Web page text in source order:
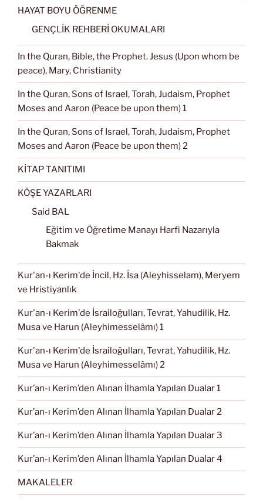
HAYAT BOYU ÖĞRENME
GENÇLİK REHBERİ OKUMALARI
In the Quran, Bible, the Prophet. Jesus (Upon whom be
peace), Mary, Christianity
In the Quran, Sons of Israel, Torah, Judaism, Prophet
Moses and Aaron (Peace be upon them) 1
In the Quran, Sons of Israel, Torah, Judaism, Prophet
Moses and Aaron (Peace be upon them) 2
KİTAP TANITIMI
KÖŞE YAZARLARI
Said BAL
Eğitim ve Öğretime Manayı Harfi Nazarıyla
Bakmak
Kur'an-ı Kerim'de İncil, Hz. İsa (Aleyhisselam), Meryem
ve Hristiyanlık
Kur'an-ı Kerim'de İsrailoğulları, Tevrat, Yahudilik, Hz.
Musa ve Harun (Aleyhimesselâmı) 1
Kur'an-ı Kerim'de İsrailoğulları, Tevrat, Yahudilik, Hz.
Musa ve Harun (Aleyhimesselâmı) 2
Kur’an-ı Kerim’den Alınan İlhamla Yapılan Dualar 1
Kur’an-ı Kerim’den Alınan İlhamla Yapılan Dualar 2
Kur’an-ı Kerim’den Alınan İlhamla Yapılan Dualar 3
Kur’an-ı Kerim’den Alınan İlhamla Yapılan Dualar 4
MAKALELER